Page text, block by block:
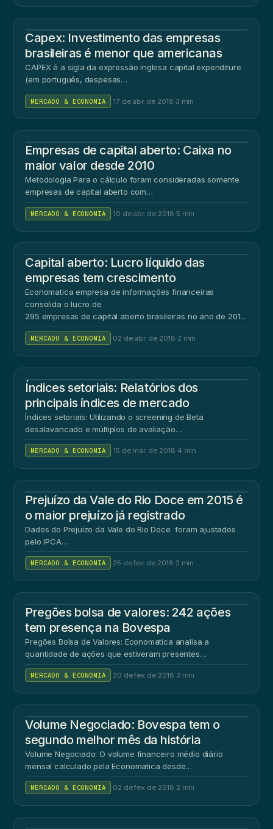
Capex: Investimento das empresas
brasileiras é menor que americanas
CAPEX é a sigla da expressão inglesa capital expenditure
(em português, despesas…
MERCADO & ECONOMIA 17 de abr. de 2018 3 min
Empresas de capital aberto: Caixa no
maior valor desde 2010
Metodologia Para o cálculo foram consideradas somente
empresas de capital aberto com…
MERCADO & ECONOMIA 10 de abr. de 2018 5 min
Capital aberto: Lucro líquido das
empresas tem crescimento
Economatica empresa de informações financeiras
consolida o lucro de
295 empresas de capital aberto brasileiras no ano de 2017
MERCADO & ECONOMIA 02 de abr. de 2018 2 min
Índices setoriais: Relatórios dos
principais índices de mercado
Índices setoriais: Utilizando o screening de Beta
desalavancado e múltiplos de avaliação…
MERCADO & ECONOMIA 15 de mar. de 2018 4 min
Prejuízo da Vale do Rio Doce em 2015 é
o maior prejuízo já registrado
Dados do Prejuízo da Vale do Rio Doce foram ajustados
pelo IPCA…
MERCADO & ECONOMIA 25 de fev. de 2018 2 min
Pregões bolsa de valores: 242 ações
tem presença na Bovespa
Pregões Bolsa de Valores: Economatica analisa a
quantidade de ações que estiveram presentes…
MERCADO & ECONOMIA 20 de fev. de 2018 3 min
Volume Negociado: Bovespa tem o
segundo melhor mês da história
Volume Negociado: O volume financeiro médio diário
mensal calculado pela Economatica desde…
MERCADO & ECONOMIA 02 de fev. de 2018 2 min